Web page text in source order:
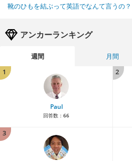
靴のひもを結ぶって英語でなんて言うの？
アンカーランキング
週間 月間
1
Paul
回答数： 66
2
3